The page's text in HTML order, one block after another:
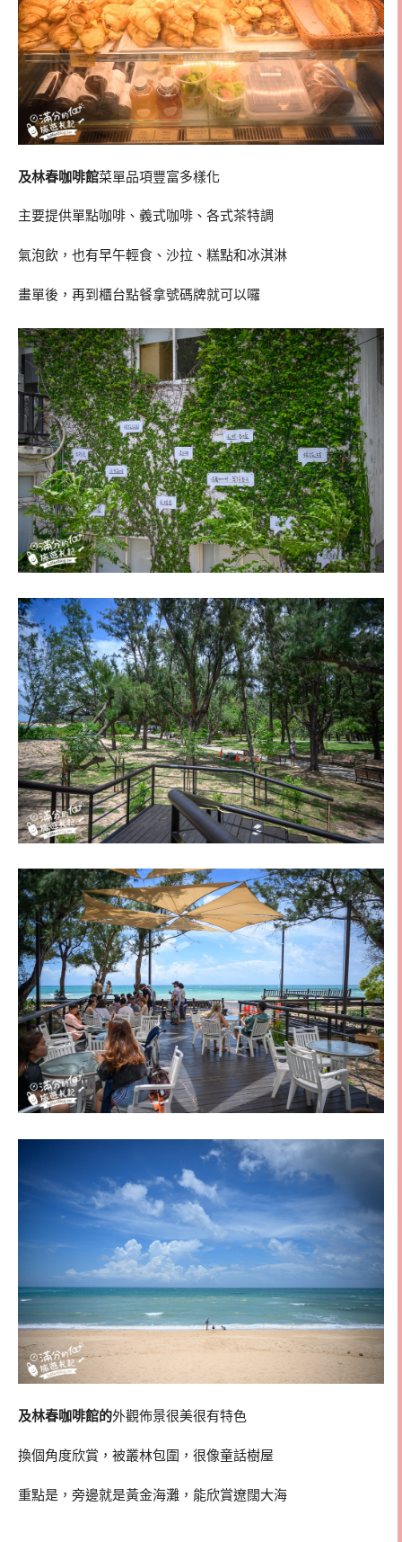
及林春咖啡館菜單品項豐富多樣化
主要提供單點咖啡、義式咖啡、各式茶特調
氣泡飲，也有早午輕食、沙拉、糕點和冰淇淋
畫單後，再到櫃台點餐拿號碼牌就可以囉
及林春咖啡館的外觀佈景很美很有特色
換個角度欣賞，被叢林包圍，很像童話樹屋
重點是，旁邊就是黃金海灘，能欣賞遼闊大海